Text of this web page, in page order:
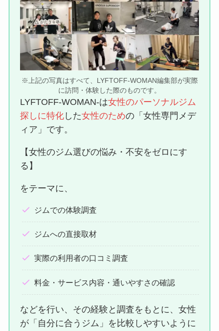
※上記の写真はすべて、LYFTOFF-WOMAN編集部が実際
に訪問・体験した際のものです。
LYFTOFF-WOMAN-は女性のパーソナルジム
探しに特化 した女性のための「女性専門メデ
ィア」です。
【女性のジム選びの悩み・不安をゼロにす
る】
をテーマに、
ジムでの体験調査
ジムへの直接取材
実際の利用者の口コミ調査
料金・サービス内容・通いやすさの確認
などを行い、その経験と調査をもとに、女性
が「自分に合うジム」を比較しやすいように